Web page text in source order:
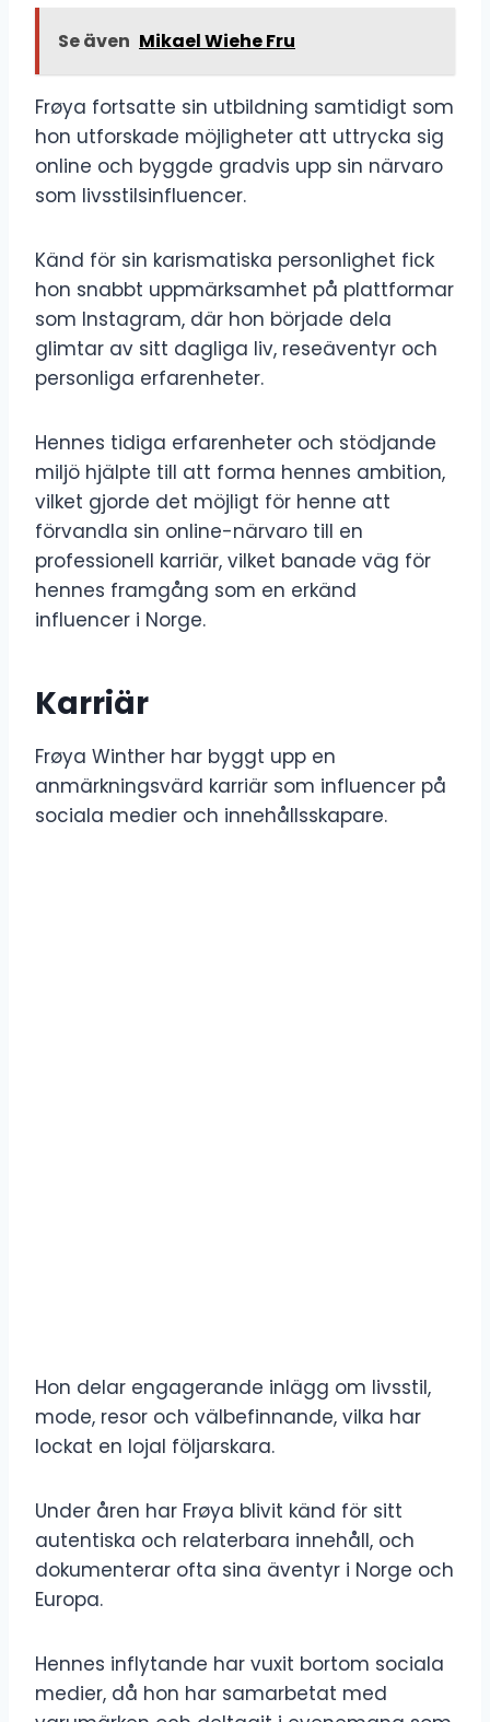
Se även Mikael Wiehe Fru
Frøya fortsatte sin utbildning samtidigt som
hon utforskade möjligheter att uttrycka sig
online och byggde gradvis upp sin närvaro
som livsstilsinfluencer.
Känd för sin karismatiska personlighet fick
hon snabbt uppmärksamhet på plattformar
som Instagram, där hon började dela
glimtar av sitt dagliga liv, reseäventyr och
personliga erfarenheter.
Hennes tidiga erfarenheter och stödjande
miljö hjälpte till att forma hennes ambition,
vilket gjorde det möjligt för henne att
förvandla sin online-närvaro till en
professionell karriär, vilket banade väg för
hennes framgång som en erkänd
influencer i Norge.
Karriär
Frøya Winther har byggt upp en
anmärkningsvärd karriär som influencer på
sociala medier och innehållsskapare.
Hon delar engagerande inlägg om livsstil,
mode, resor och välbefinnande, vilka har
lockat en lojal följarskara.
Under åren har Frøya blivit känd för sitt
autentiska och relaterbara innehåll, och
dokumenterar ofta sina äventyr i Norge och
Europa.
Hennes inflytande har vuxit bortom sociala
medier, då hon har samarbetat med